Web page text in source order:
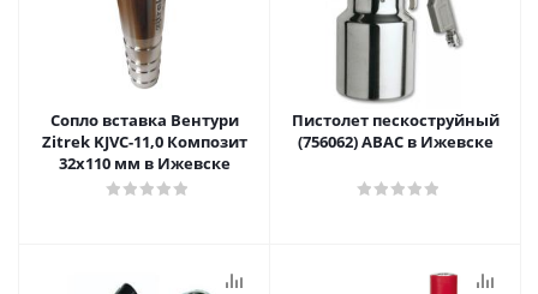
Сопло вставка Вентури
Zitrek KJVC-11,0 Композит
32х110 мм в Ижевске
Пистолет пескоструйный
(756062) ABAC в Ижевске